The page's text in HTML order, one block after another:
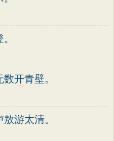
开青壁。
游太清。